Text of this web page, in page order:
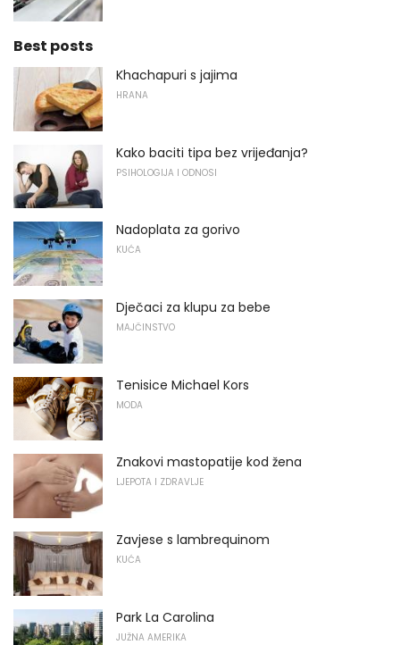
Best posts
Khachapuri s jajima
HRANA
Kako baciti tipa bez vrijeđanja?
PSIHOLOGIJA I ODNOSI
Nadoplata za gorivo
KUĆA
Dječaci za klupu za bebe
MAJČINSTVO
Tenisice Michael Kors
MODA
Znakovi mastopatije kod žena
LJEPOTA I ZDRAVLJE
Zavjese s lambrequinom
KUĆA
Park La Carolina
JUŽNA AMERIKA